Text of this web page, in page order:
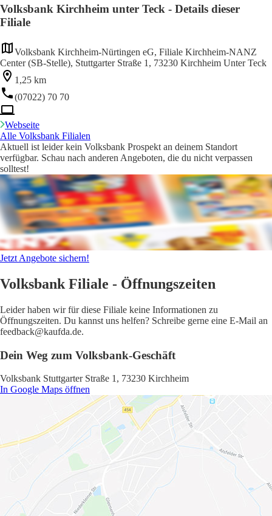
Volksbank Kirchheim unter Teck - Details dieser
Filiale
Volksbank Kirchheim-Nürtingen eG, Filiale Kirchheim-NANZ
Center (SB-Stelle), Stuttgarter Straße 1, 73230 Kirchheim Unter Teck
1,25 km
(07022) 70 70
Webseite
Alle Volksbank Filialen
Aktuell ist leider kein Volksbank Prospekt an deinem Standort
verfügbar. Schau nach anderen Angeboten, die du nicht verpassen
solltest!
Jetzt Angebote sichern!
Volksbank Filiale - Öffnungszeiten
Leider haben wir für diese Filiale keine Informationen zu
Öffnungszeiten. Du kannst uns helfen? Schreibe gerne eine E-Mail an
feedback@kaufda.de.
Dein Weg zum Volksbank-Geschäft
Volksbank Stuttgarter Straße 1, 73230 Kirchheim
In Google Maps öffnen